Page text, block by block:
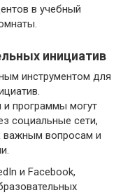
в учебный
инициатив
инструментом для
и программы могут
социальные сети,
важным вопросам и
и Facebook,